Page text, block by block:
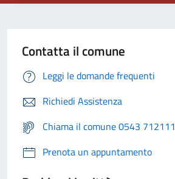
Contatta il comune
Leggi le domande frequenti
Richiedi Assistenza
Chiama il comune 0543 712111
Prenota un appuntamento